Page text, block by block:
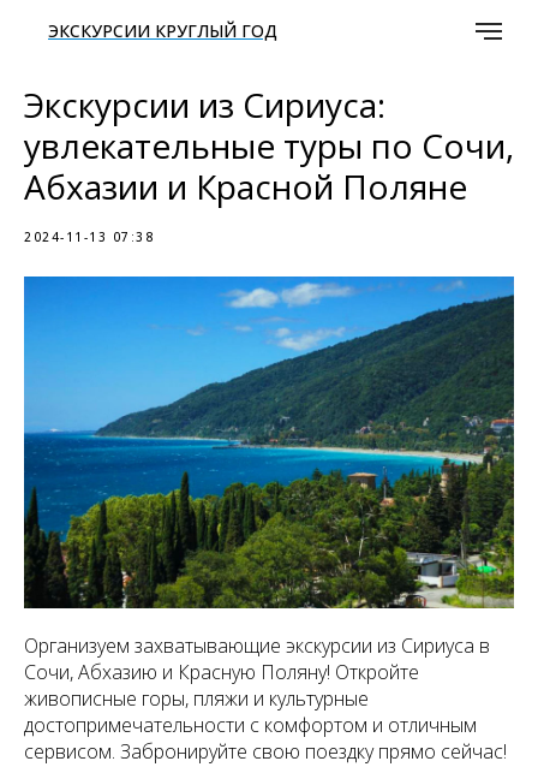
ЭКСКУРСИИ КРУГЛЫЙ ГОД
Экскурсии из Сириуса:
увлекательные туры по Сочи,
Абхазии и Красной Поляне
2024-11-13 07:38
Организуем захватывающие экскурсии из Сириуса в
Сочи, Абхазию и Красную Поляну! Откройте
живописные горы, пляжи и культурные
достопримечательности с комфортом и отличным
сервисом. Забронируйте свою поездку прямо сейчас!